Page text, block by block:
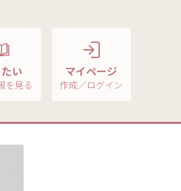
い
を見る
マイページ
作成／ログイン